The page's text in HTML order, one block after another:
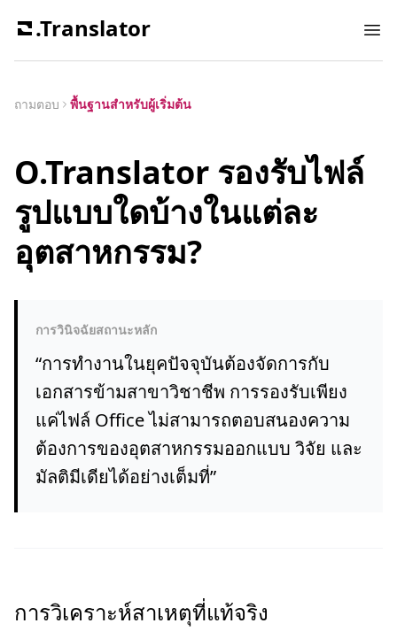
.Translator
ถามตอบ พื้นฐานสำหรับผู้เริ่มต้น
O.Translator รองรับไฟล์
รูปแบบใดบ้างในแต่ละ
อุตสาหกรรม?
การวินิจฉัยสถานะหลัก
“การทำงานในยุคปัจจุบันต้องจัดการกับ
เอกสารข้ามสาขาวิชาชีพ การรองรับเพียง
แค่ไฟล์ Office ไม่สามารถตอบสนองความ
ต้องการของอุตสาหกรรมออกแบบ วิจัย และ
มัลติมีเดียได้อย่างเต็มที่”
การวิเคราะห์สาเหตุที่แท้จริง